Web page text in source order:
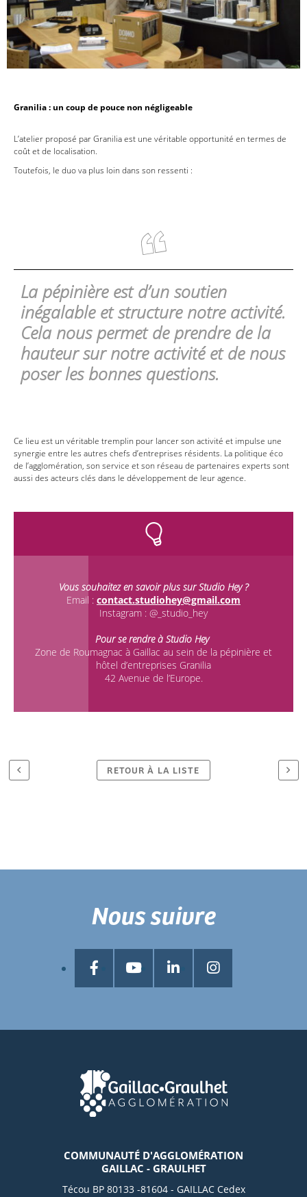
Granilia : un coup de pouce non négligeable
L’atelier proposé par Granilia est une véritable opportunité en termes de
coût et de localisation.
Toutefois, le duo va plus loin dans son ressenti :
La pépinière est d’un soutien
inégalable et structure notre activité.
Cela nous permet de prendre de la
hauteur sur notre activité et de nous
poser les bonnes questions.
Ce lieu est un véritable tremplin pour lancer son activité et impulse une
synergie entre les autres chefs d’entreprises résidents. La politique éco
de l’agglomération, son service et son réseau de partenaires experts sont
aussi des acteurs clés dans le développement de leur agence.
Vous souhaitez en savoir plus sur Studio Hey ?
Email : contact.studiohey@gmail.com
Instagram : @_studio_hey
Pour se rendre à Studio Hey
Zone de Roumagnac à Gaillac au sein de la pépinière et
hôtel d’entreprises Granilia
42 Avenue de l’Europe.
RETOUR À LA LISTE
COMMUNAUTÉ D'AGGLOMÉRATION
GAILLAC - GRAULHET
Técou BP 80133 -81604 - GAILLAC Cedex
Nous suivre